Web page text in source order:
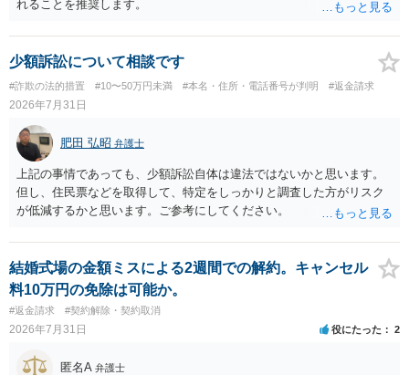
れることを推奨します。
少額訴訟について相談です
#詐欺の法的措置 #10〜50万円未満 #本名・住所・電話番号が判明 #返金請求
2026年7月31日
肥田 弘昭 弁護士
上記の事情であっても、少額訴訟自体は違法ではないかと思います。
但し、住民票などを取得して、特定をしっかりと調査した方がリスク
が低減するかと思います。ご参考にしてください。
結婚式場の金額ミスによる2週間での解約。キャンセル
料10万円の免除は可能か。
#返金請求 #契約解除・契約取消
2026年7月31日 役にたった 2
匿名A 弁護士